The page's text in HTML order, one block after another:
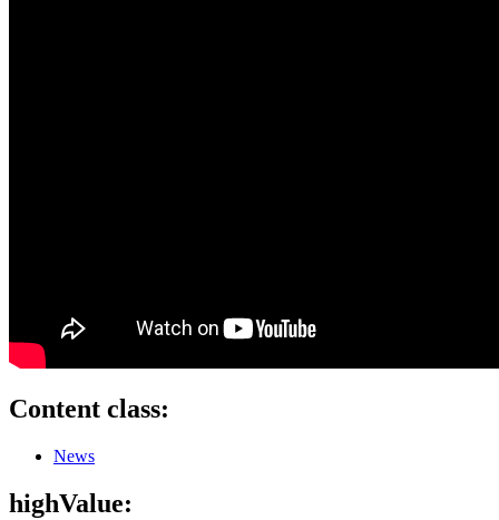
Content class:
News
highValue: